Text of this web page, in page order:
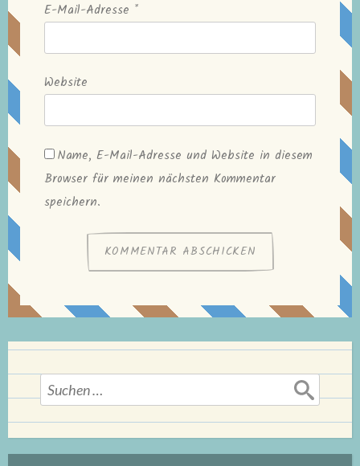
E-Mail-Adresse *
Website
Name, E-Mail-Adresse und Website in diesem
Browser für meinen nächsten Kommentar
speichern.
Suchen
nach: